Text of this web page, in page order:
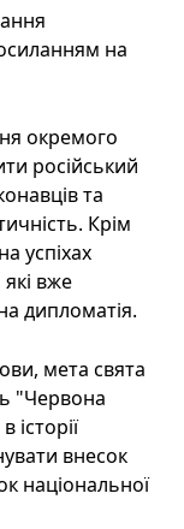
на
окремого
російський
та
Крім
успіхах
які вже
дипломатія.
мета свята
"Червона
історії
внесок
національної